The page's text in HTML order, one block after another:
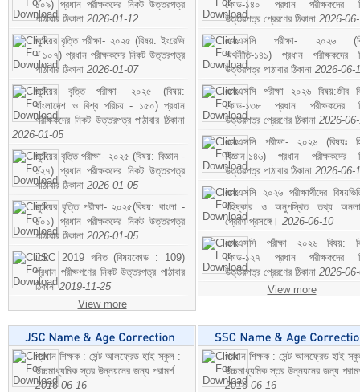
১০৯) প্রধান পরীক্ষকদের নিকট উত্তরপত্র
পাঠাবার ঠিকানা 2026-01-12
জুনিয়র বৃত্তি পরীক্ষা- ২০২৫ (বিষয়: ইংরেজি
- ১০৭) প্রধান পরীক্ষকদের নিকট উত্তরপত্র
পাঠাবার ঠিকানা 2026-01-07
জুনিয়র বৃত্তি পরীক্ষা- ২০২৫ (বিষয়:
বাংলাদেশ ও বিশ্ব পরিচয় - ১৫০) প্রধান
পরীক্ষকদের নিকট উত্তরপত্র পাঠাবার ঠিকানা
2026-01-05
জুনিয়র বৃত্তি পরীক্ষা- ২০২৫ (বিষয়: বিজ্ঞান -
১২৭) প্রধান পরীক্ষকদের নিকট উত্তরপত্র
পাঠাবার ঠিকানা 2026-01-05
জুনিয়র বৃত্তি পরীক্ষা- ২০২৫(বিষয়: বাংলা -
১০১) প্রধান পরীক্ষকদের নিকট উত্তরপত্র
পাঠাবার ঠিকানা 2026-01-05
JSC 2019 গনিত (বিষয়কোড : 109)
প্রধান পরীক্ষগণের নিকট উত্তরপত্র পাঠাবার
ঠিকানা2019-11-25
View more
কোড-১৪০ প্রধান পরীক্ষকদের
উত্তরপত্র প্রেরণের ঠিকানা 2026-
এসএসসি পরীক্ষা- ২০২৬
অর্থনীতি-১৪১) প্রধান পরীক্ষকদের
উত্তরপত্র পাঠাবার ঠিকানা 2026-06-
এসএসসি পরীক্ষা ২০২৬ বিষয়:জীব
কোড-১৩৮ প্রধান পরীক্ষকদের
উত্তরপত্র প্রেরণের ঠিকানা 2026-
এসএসসি পরীক্ষা- ২০২৬ (বিষয়ঃ
বিজ্ঞান-১৪৬) প্রধান পরীক্ষকদের
উত্তরপত্র পাঠাবার ঠিকানা 2026-06-
এসএসসি ২০২৬ পরীক্ষার্থীদের
বহিষ্কার ও অনুপস্থিত তথ্য
প্রেরণ প্রসঙ্গে। 2026-06-10
এসএসসি পরীক্ষা ২০২৬ বিষয়:
কোড-১২৭ প্রধান পরীক্ষকদের
উত্তরপত্র প্রেরণের ঠিকানা 2026-
View more
প্রধান শিক্ষক : সেন্ট আলফ্রেড হাই স্কুল :
উচ্চমাধ্যমিক স্তর উন্নয়নের জন্য পরামর্শ
2016-06-16
প্রধান শিক্ষক : সেন্ট আলফ্রেড হাই
উচ্চমাধ্যমিক স্তর উন্নয়নের জন্য
2016-06-16